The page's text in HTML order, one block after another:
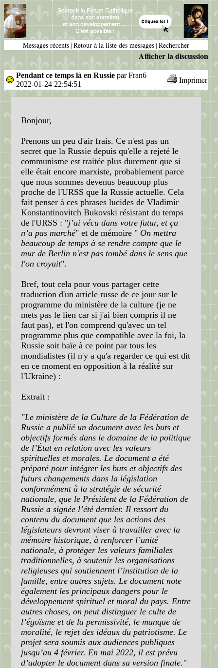
Messages récents | Retour à la liste des messages | Rechercher
Afficher la discussion
Pendant ce temps là en Russie par Fran6
2022-01-24 22:54:51
Imprimer
Bonjour,
Prenons un peu d'air frais. Ce n'est pas un
secret que la Russie depuis qu'elle a rejeté le
communisme est traitée plus durement que si
elle était encore marxiste, probablement parce
que nous sommes devenus beaucoup plus
proche de l'URSS que la Russie actuelle. Cela
fait penser à ces phrases lucides de Vladimir
Konstantinovitch Bukovski résistant du temps
de l'URSS : "j’ai vécu dans votre futur, et ça
n’a pas marché" et de mémoire " On mettra
beaucoup de temps à se rendre compte que le
mur de Berlin n'est pas tombé dans le sens que
l'on croyait".
Bref, tout cela pour vous partager cette
traduction d'un article russe de ce jour sur le
programme du ministère de la culture (je ne
mets pas le lien car si j'ai bien compris il ne
faut pas), et l'on comprend qu'avec un tel
programme plus que compatible avec la foi, la
Russie soit haïe à ce point par tous les
mondialistes (il n'y a qu'a regarder ce qui est dit
en ce moment en opposition à la réalité sur
l'Ukraine) :
Extrait :
"Le ministère de la Culture de la Fédération de
Russie a publié un document avec les buts et
objectifs formés dans le domaine de la politique
de l’État en relation avec les valeurs
spirituelles et morales. Le document a été
préparé pour intégrer les buts et objectifs des
futurs changements dans la législation
conformément à la stratégie de sécurité
nationale, que le Président de la Fédération de
Russie a signée l’été dernier. Il ressort du
contenu du document que les actions des
législateurs devront viser à travailler avec la
mémoire historique, à renforcer l’unité
nationale, à protéger les valeurs familiales
traditionnelles, à soutenir les organisations
religieuses qui soutiennent l’institution de la
famille, entre autres sujets. Le document note
également les principaux dangers pour le
développement spirituel et moral du pays. Entre
autres choses, on peut distinguer le culte de
l’égoïsme et de la permissivité, le manque de
moralité, le rejet des idéaux du patriotisme. Le
projet sera soumis aux audiences publiques
jusqu’au 4 février. En mai 2022, il est prévu
d’adopter le document dans sa version finale."